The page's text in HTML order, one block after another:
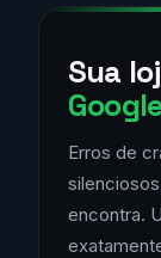
Sua
Erros de
encontra.